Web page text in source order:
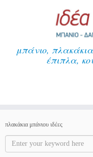
μπάνιο,
έπιπλα,
πλακάκια μπάνιου ιδέες